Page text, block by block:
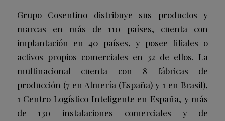
Grupo Cosentino distribuye sus productos y
marcas en más de 110 países, cuenta con
implantación en 40 países, y posee filiales o
activos propios comerciales en 32 de ellos. La
multinacional cuenta con 8 fábricas de
producción (7 en Almería (España) y 1 en Brasil),
1 Centro Logístico Inteligente en España, y más
de 130 instalaciones comerciales y de